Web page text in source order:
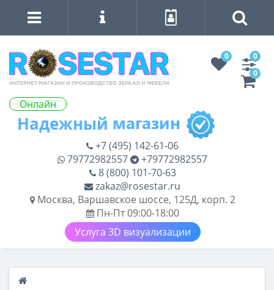
Онлайн
0
0
0
+7 (495) 142-61-06
79772982557
+79772982557
8 (800) 101-70-63
zakaz@rosestar.ru
Москва, Варшавское шоссе, 125Д, корп. 2
Пн-Пт 09:00-18:00
Услуга 3D визуализации